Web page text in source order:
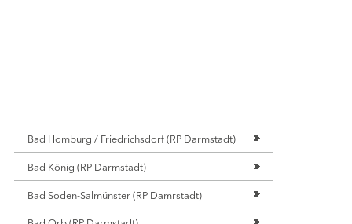
in der Energiewende II - Faktencheck
durch Flexibilität - Faktencheck
von Windenergieanlagen in Hessen
- Faktencheck
Bad Homburg / Friedrichsdorf (RP Darmstadt)
Bad König (RP Darmstadt)
Bad Soden-Salmünster (RP Damrstadt)